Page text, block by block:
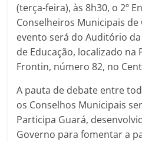
(terça-feira), às 8h30, o 2º
Conselheiros Municipais
evento será do Auditório
de Educação, localizado na
Frontin, número 82, no
A pauta de debate entre
os Conselhos Municipais
Participa Guará,
Governo para fomentar a